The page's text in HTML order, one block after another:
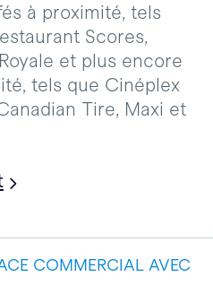
à proximité, tels
Scores,
et plus encore
tels que Cinéplex
Tire, Maxi et
COMMERCIAL AVEC